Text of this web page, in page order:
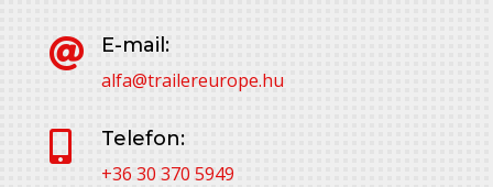

E-mail:
alfa@trailereurope.hu

Telefon:
+36 30 370 5949